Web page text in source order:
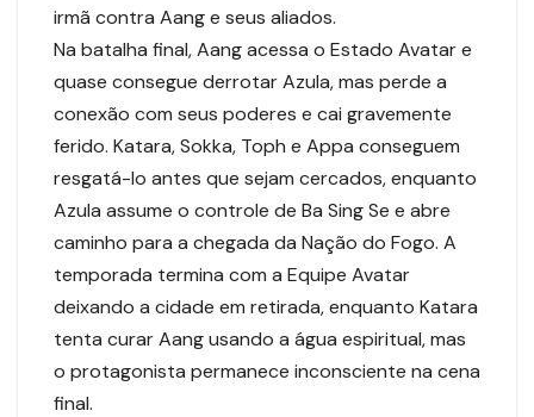
irmã contra Aang e seus aliados.
Na batalha final, Aang acessa o Estado Avatar e
quase consegue derrotar Azula, mas perde a
conexão com seus poderes e cai gravemente
ferido. Katara, Sokka, Toph e Appa conseguem
resgatá-lo antes que sejam cercados, enquanto
Azula assume o controle de Ba Sing Se e abre
caminho para a chegada da Nação do Fogo. A
temporada termina com a Equipe Avatar
deixando a cidade em retirada, enquanto Katara
tenta curar Aang usando a água espiritual, mas
o protagonista permanece inconsciente na cena
final.